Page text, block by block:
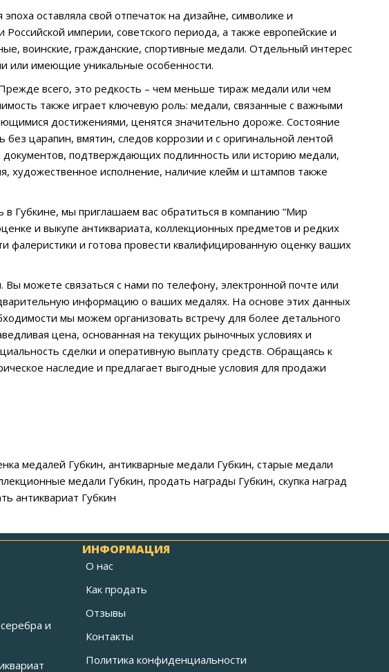
оставляла свой отпечаток на дизайне, символике и
империи, советского периода, а также европейские и
воинские, гражданские, спортивные медали. Отдельный интерес
или имеющие уникальные особенности.
всего, это редкость – чем меньше тираж медали или чем
также играет ключевую роль: медали, связанные с важными
достижениями, ценятся значительно дороже. Состояние
царапин, вмятин, следов коррозии и с оригинальной лентой
подтверждающих подлинность или историю медали,
художественное исполнение, наличие клейм и штампов также
Губкине, мы приглашаем вас обратиться в компанию “Мир
и выкупе антиквариата, коллекционных предметов и редких
и готова провести квалифицированную оценку ваших
можете связаться с нами по телефону, электронной почте или
информацию о ваших медалях. На основе этих данных
мы можем организовать встречу для более детального
цена, основанная на текущих рыночных условиях и
сделки и оперативную выплату средств. Обращаясь к
наследие и предлагает выгодные условия для продажи
медалей Губкин, антикварные медали Губкин, старые медали
медали Губкин, продать награды Губкин, скупка наград
антиквариат Губкин
и
ИНФОРМАЦИЯ
О нас
Как продать
Отзывы
Контакты
Политика конфиденциальности